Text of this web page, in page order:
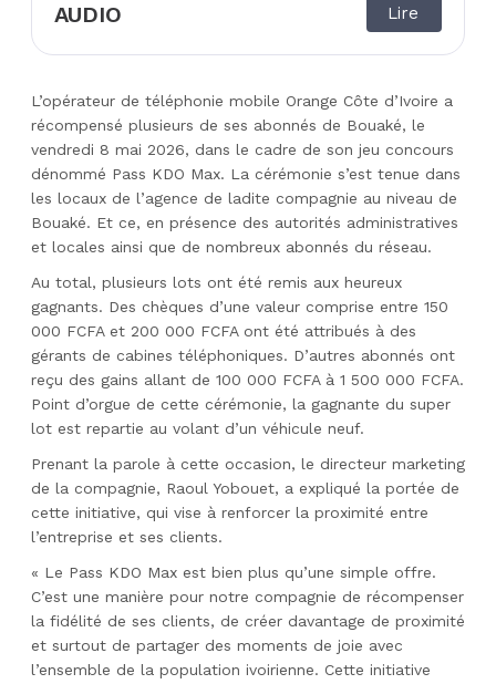
AUDIO
Lire
L’opérateur de téléphonie mobile Orange Côte d’Ivoire a
récompensé plusieurs de ses abonnés de Bouaké, le
vendredi 8 mai 2026, dans le cadre de son jeu concours
dénommé Pass KDO Max. La cérémonie s’est tenue dans
les locaux de l’agence de ladite compagnie au niveau de
Bouaké. Et ce, en présence des autorités administratives
et locales ainsi que de nombreux abonnés du réseau.
Au total, plusieurs lots ont été remis aux heureux
gagnants. Des chèques d’une valeur comprise entre 150
000 FCFA et 200 000 FCFA ont été attribués à des
gérants de cabines téléphoniques. D’autres abonnés ont
reçu des gains allant de 100 000 FCFA à 1 500 000 FCFA.
Point d’orgue de cette cérémonie, la gagnante du super
lot est repartie au volant d’un véhicule neuf.
Prenant la parole à cette occasion, le directeur marketing
de la compagnie, Raoul Yobouet, a expliqué la portée de
cette initiative, qui vise à renforcer la proximité entre
l’entreprise et ses clients.
« Le Pass KDO Max est bien plus qu’une simple offre.
C’est une manière pour notre compagnie de récompenser
la fidélité de ses clients, de créer davantage de proximité
et surtout de partager des moments de joie avec
l’ensemble de la population ivoirienne. Cette initiative